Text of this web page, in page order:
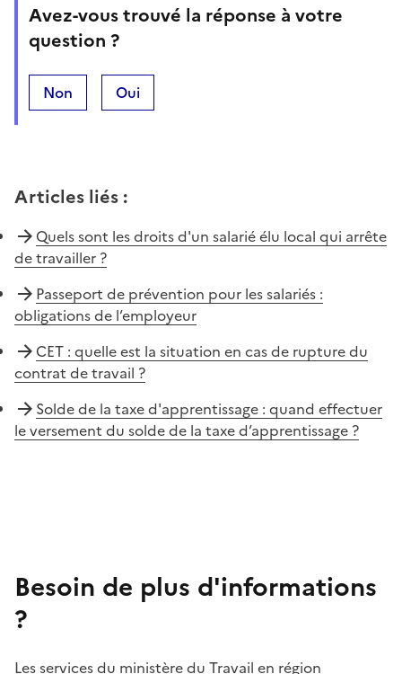
Avez-vous trouvé la réponse à votre
question ?
Non Oui
Articles liés :
Quels sont les droits d'un salarié élu local qui arrête
de travailler ?
Passeport de prévention pour les salariés :
obligations de l’employeur
CET : quelle est la situation en cas de rupture du
contrat de travail ?
Solde de la taxe d'apprentissage : quand effectuer
le versement du solde de la taxe d’apprentissage ?
Besoin de plus d'informations
?
Les services du ministère du Travail en région